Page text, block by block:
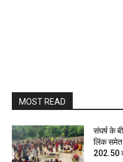
MOST READ
संघर्ष के
लिंक समेत
202.50